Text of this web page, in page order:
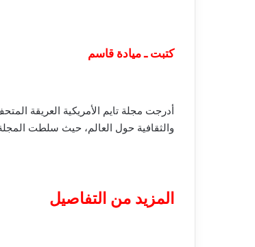
كتبت ـ ميادة قاسم
والثقافية حول العالم، حيث سلطت
المزيد من التفاصيل